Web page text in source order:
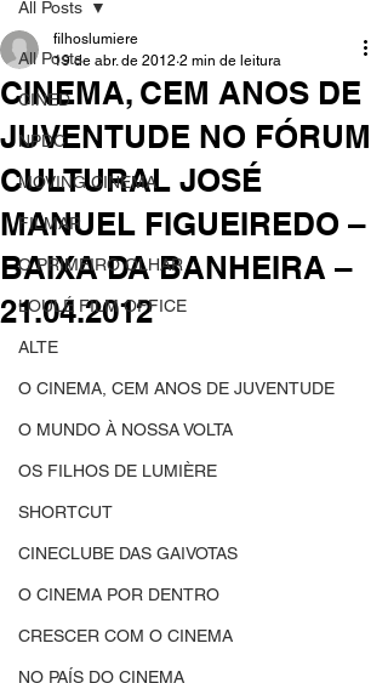
All Posts
CINED
NPDC
MOVING CINEMA
FILMAR
O PRIMEIRO OLHAR
LOULÉ FILM OFFICE
ALTE
O CINEMA, CEM ANOS DE JUVENTUDE
O MUNDO À NOSSA VOLTA
OS FILHOS DE LUMIÈRE
SHORTCUT
CINECLUBE DAS GAIVOTAS
O CINEMA POR DENTRO
CRESCER COM O CINEMA
NO PAÍS DO CINEMA
All Posts
CINEMA, CEM ANOS DE
JUVENTUDE NO FÓRUM
CULTURAL JOSÉ
MANUEL FIGUEIREDO –
BAIXA DA BANHEIRA –
21.04.2012
filhoslumiere
19 de abr. de 2012 2 min de leitura